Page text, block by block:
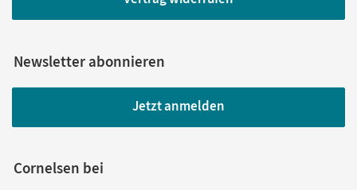
Newsletter abonnieren
Jetzt anmelden
Cornelsen bei